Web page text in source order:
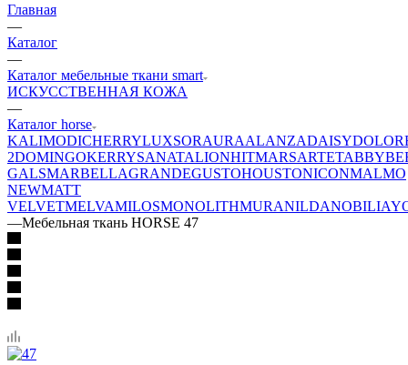
Главная
—
Каталог
—
Каталог мебельные ткани smart
ИСКУССТВЕННАЯ КОЖА
—
Каталог horse
KALIMODICHERRYLUXSORAURAALANZADAISY
2DOMINGOKERRYSANATALIONHITMARSARTETABBY
GALSMARBELLAGRANDEGUSTOHOUSTONICONMALMO
NEWMATT
VELVETMELVAMILOSMONOLITHMURANILDANOBILIA
—Мебельная ткань HORSE 47